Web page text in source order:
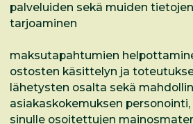
palveluiden sekä muiden
tarjoaminen
maksutapahtumien
ostosten käsittelyn ja
lähetysten osalta sekä
asiakaskokemuksen personointi,
sinulle osoitettujen